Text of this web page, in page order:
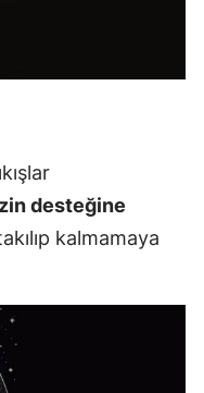
desteğine
kalmamaya